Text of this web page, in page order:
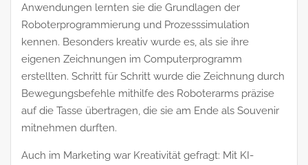
Anwendungen lernten sie die Grundlagen der
Roboterprogrammierung und Prozesssimulation
kennen. Besonders kreativ wurde es, als sie ihre
eigenen Zeichnungen im Computerprogramm
erstellten. Schritt für Schritt wurde die Zeichnung durch
Bewegungsbefehle mithilfe des Roboterarms präzise
auf die Tasse übertragen, die sie am Ende als Souvenir
mitnehmen durften.
Auch im Marketing war Kreativität gefragt: Mit KI-